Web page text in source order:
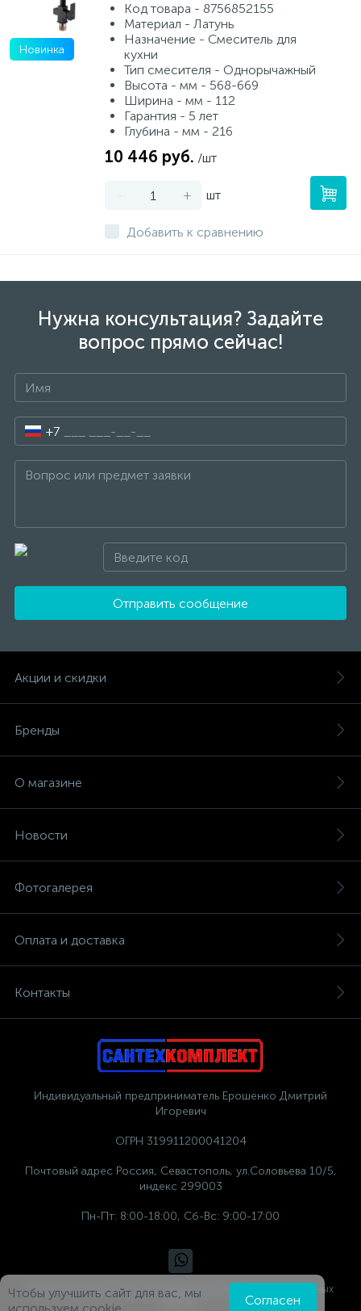
Новинка
Код товара - 8756852155
Материал - Латунь
Назначение - Смеситель для
кухни
Тип смесителя - Однорычажный
Высота - мм - 568-669
Ширина - мм - 112
Гарантия - 5 лет
Глубина - мм - 216
10 446 руб. /шт
- + шт
Добавить к сравнению
Нужна консультация? Задайте
вопрос прямо сейчас!
+7
Отправить сообщение
Акции и скидки
Бренды
О магазине
Новости
Фотогалерея
Оплата и доставка
Контакты
Индивидуальный предприниматель Ерошенко Дмитрий
Игоревич
ОГРН 319911200041204
Почтовый адрес Россия, Севастополь, ул.Соловьева 10/5,
индекс 299003
Пн-Пт: 8:00-18:00, Сб-Вс: 9:00-17:00
Политика компании в отношении обработки персональных
данных
Чтобы улучшить сайт для вас, мы
используем cookie.
Согласен